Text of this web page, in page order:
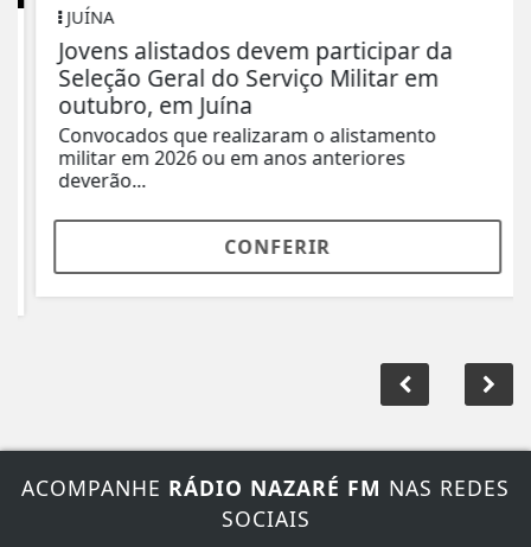
JUÍNA
Jovens alistados devem participar da
Seleção Geral do Serviço Militar em
outubro, em Juína
Convocados que realizaram o alistamento
militar em 2026 ou em anos anteriores
deverão...
CONFERIR
RÁDIO NAZARÉ FM
SOCIAIS